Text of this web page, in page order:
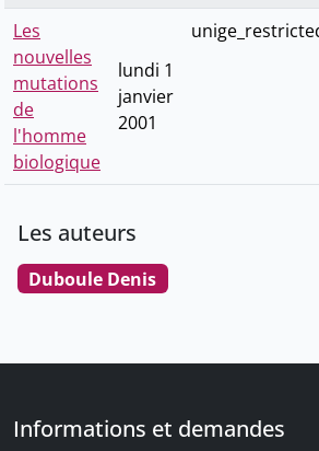
Les
nouvelles
mutations
de
l'homme
biologique
lundi 1
janvier
2001
Les auteurs
Duboule Denis
Informations et demandes